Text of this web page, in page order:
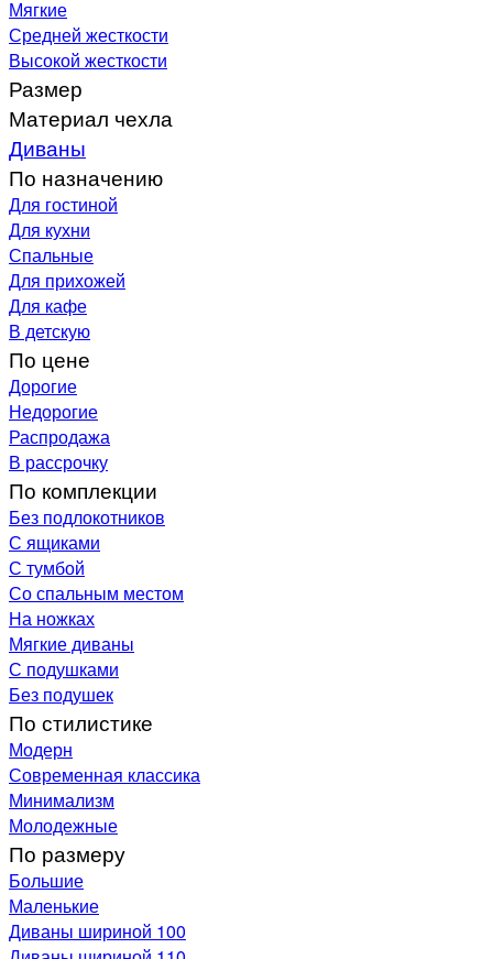
Мягкие
Средней жесткости
Высокой жесткости
Размер
Материал чехла
Диваны
По назначению
Для гостиной
Для кухни
Спальные
Для прихожей
Для кафе
В детскую
По цене
Дорогие
Недорогие
Распродажа
В рассрочку
По комплекции
Без подлокотников
С ящиками
С тумбой
Со спальным местом
На ножках
Мягкие диваны
С подушками
Без подушек
По стилистике
Модерн
Современная классика
Минимализм
Молодежные
По размеру
Большие
Маленькие
Диваны шириной 100